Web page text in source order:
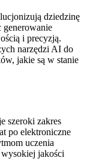
dziedzinę
i precyzją.
narzędzi AI do
jakie są w stanie
szeroki zakres
po elektroniczne
uczenia
jakości